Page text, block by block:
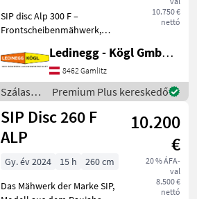
10.750 €
nettó
SIP disc Alp 300 F –
Frontscheibenmähwerk,
Baujahr 2026 Beschreibung:
Das SIP disc Alp 300 F ist ein
robustes und leichtes
Frontscheibenmäh
Ledinegg - Kögl GmbH - Obst- und Weinbautechnik
8462 Gamlitz
Szálastakarmány
betakarítók
/ SIP
Premium Plus kereskedő
SIP Disc 260 F
ALP
10.200
€
20 % ÁFA-
val
8.500 €
nettó
Gy. év 2024 15 h
260 cm
Das Mähwerk der Marke SIP,